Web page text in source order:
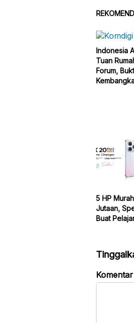
Indonesia
Tuan
Forum,
5 HP
Jutaan,
Buat
Komentar